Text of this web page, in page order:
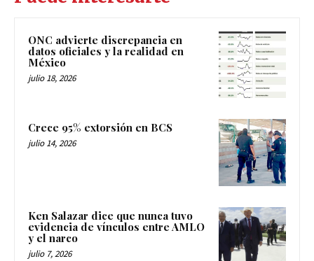
ONC advierte discrepancia en
datos oficiales y la realidad en
México
julio 18, 2026
Crece 95% extorsión en BCS
julio 14, 2026
Ken Salazar dice que nunca tuvo
evidencia de vínculos entre AMLO
y el narco
julio 7, 2026